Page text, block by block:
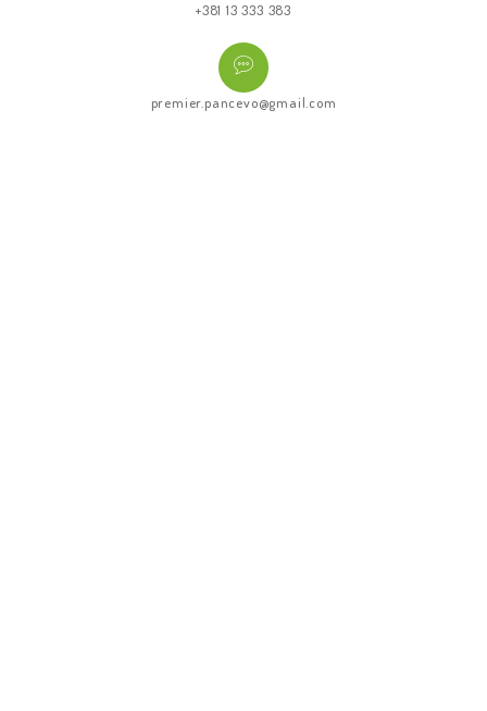
+381 13 333 383
premier.pancevo@gmail.com